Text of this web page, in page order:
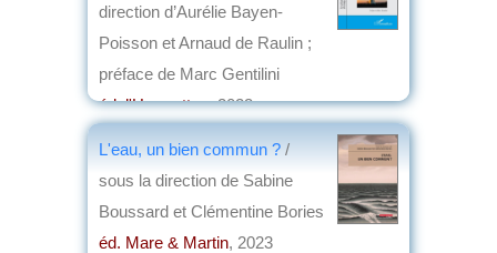
direction d’Aurélie Bayen-
Poisson et Arnaud de Raulin ;
préface de Marc Gentilini
éd. l'Harmattan, 2023
L'eau, un bien commun ? /
sous la direction de Sabine
Boussard et Clémentine Bories
éd. Mare & Martin, 2023